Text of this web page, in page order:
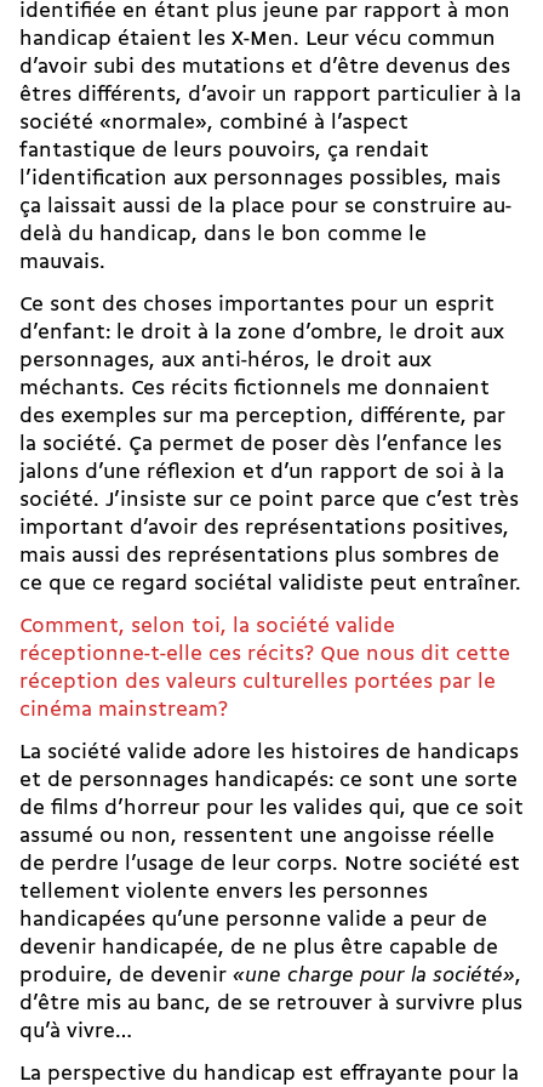
identifiée en étant plus jeune par rapport à mon
handicap étaient les X-Men. Leur vécu commun
d’avoir subi des mutations et d’être devenus des
êtres différents, d’avoir un rapport particulier à la
société «normale», combiné à l’aspect
fantastique de leurs pouvoirs, ça rendait
l’identification aux personnages possibles, mais
ça laissait aussi de la place pour se construire au-
delà du handicap, dans le bon comme le
mauvais.
Ce sont des choses importantes pour un esprit
d’enfant: le droit à la zone d’ombre, le droit aux
personnages, aux anti-héros, le droit aux
méchants. Ces récits fictionnels me donnaient
des exemples sur ma perception, différente, par
la société. Ça permet de poser dès l’enfance les
jalons d’une réflexion et d’un rapport de soi à la
société. J’insiste sur ce point parce que c’est très
important d’avoir des représentations positives,
mais aussi des représentations plus sombres de
ce que ce regard sociétal validiste peut entraîner.
Comment, selon toi, la société valide
réceptionne-t-elle ces récits? Que nous dit cette
réception des valeurs culturelles portées par le
cinéma mainstream?
La société valide adore les histoires de handicaps
et de personnages handicapés: ce sont une sorte
de films d’horreur pour les valides qui, que ce soit
assumé ou non, ressentent une angoisse réelle
de perdre l’usage de leur corps. Notre société est
tellement violente envers les personnes
handicapées qu’une personne valide a peur de
devenir handicapée, de ne plus être capable de
produire, de devenir «une charge pour la société»,
d’être mis au banc, de se retrouver à survivre plus
qu’à vivre…
La perspective du handicap est effrayante pour la